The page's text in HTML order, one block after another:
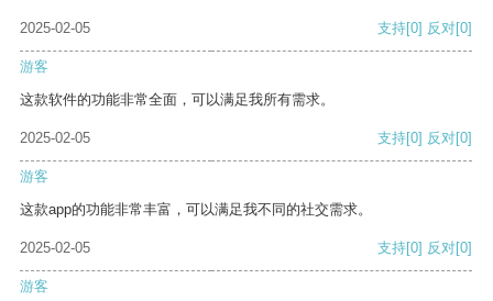
2025-02-05 支持[0] 反对[0]
游客
这款软件的功能非常全面，可以满足我所有需求。
2025-02-05 支持[0] 反对[0]
游客
这款app的功能非常丰富，可以满足我不同的社交需求。
2025-02-05 支持[0] 反对[0]
游客